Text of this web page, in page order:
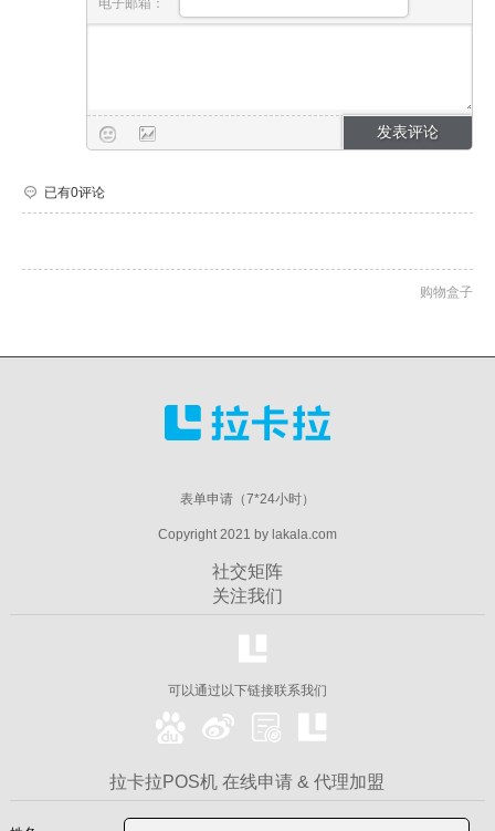
电子邮箱：
已有0评论
购物盒子
表单申请（7*24小时）
Copyright 2021 by lakala.com
社交矩阵
关注我们
可以通过以下链接联系我们
拉卡拉POS机 在线申请 & 代理加盟